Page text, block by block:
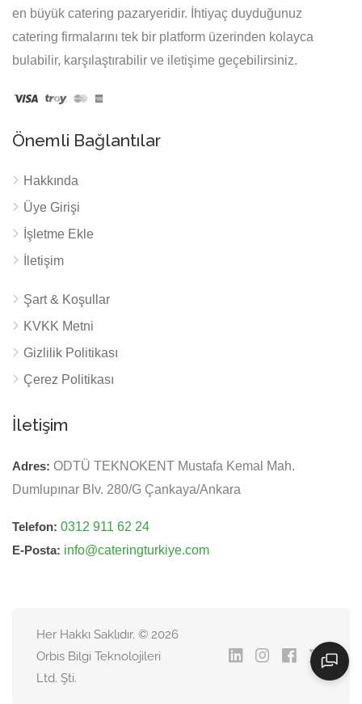
en büyük catering pazaryeridir. İhtiyaç duyduğunuz
catering firmalarını tek bir platform üzerinden kolayca
bulabilir, karşılaştırabilir ve iletişime geçebilirsiniz.
Önemli Bağlantılar
Hakkında
Üye Girişi
İşletme Ekle
İletişim
Şart & Koşullar
KVKK Metni
Gizlilik Politikası
Çerez Politikası
İletişim
Adres: ODTÜ TEKNOKENT Mustafa Kemal Mah.
Dumlupınar Blv. 280/G Çankaya/Ankara
Telefon: 0312 911 62 24
E-Posta: info@cateringturkiye.com
Her Hakkı Saklıdır. © 2026
Orbis Bilgi Teknolojileri
Ltd. Şti.